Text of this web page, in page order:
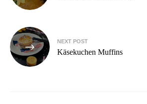
NEXT POST
Käsekuchen Muffins